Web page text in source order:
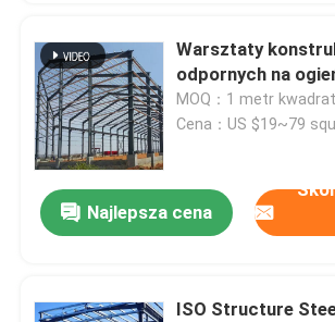
Warsztaty
odpornych na
MOQ：1 metr
Cena：US $19~79
Najlepsza cena
ISO Structure